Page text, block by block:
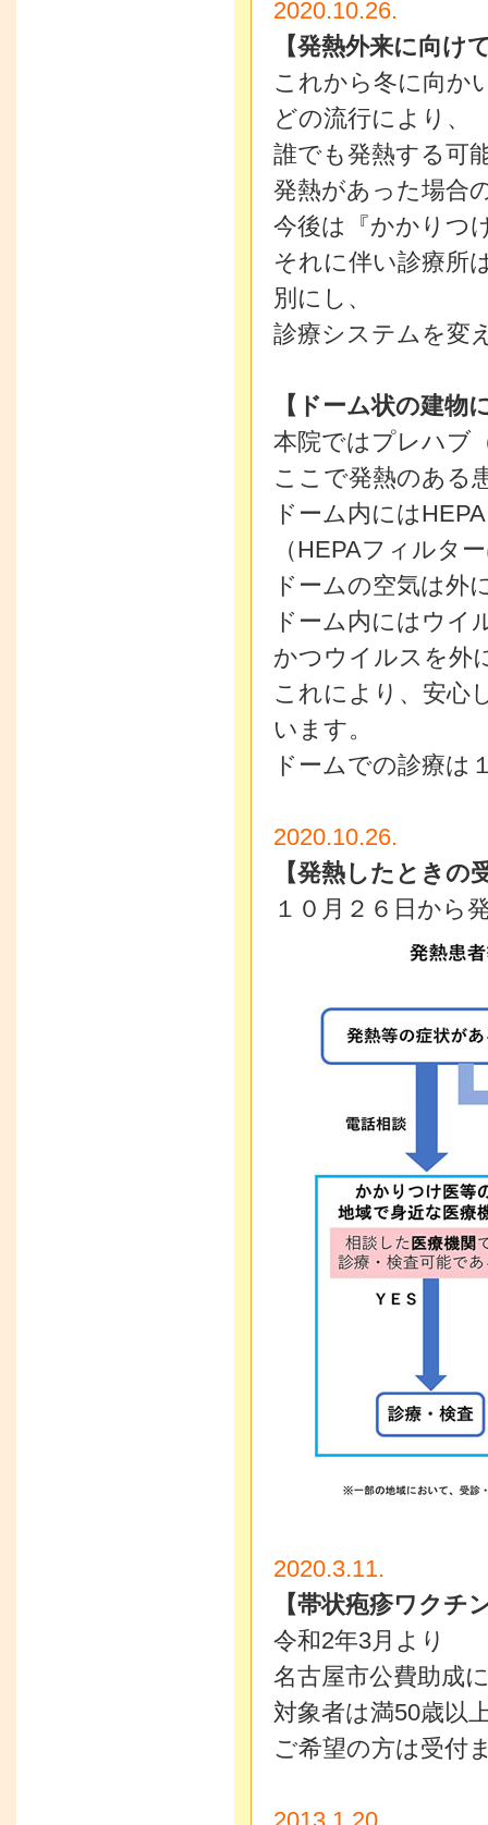
2020.10.26.
【発熱外来に向け
これから冬に向か
どの流行により、
誰でも発熱する可
発熱があった場合
今後は『かかりつ
それに伴い診療所
別にし、
診療システムを変
【ドーム状の建物
本院ではプレハブ
ここで発熱のある
ドーム内には
（HEPAフィルタ
ドームの空気は外
ドーム内にはウイ
かつウイルスを外
これにより、安心
います。
ドームでの診療は
2020.10.26.
【発熱したときの
１０月２６日から
2020.3.11.
【帯状疱疹ワクチ
令和2年3月より
名古屋市公費助成
対象者は満50歳以
ご希望の方は受付